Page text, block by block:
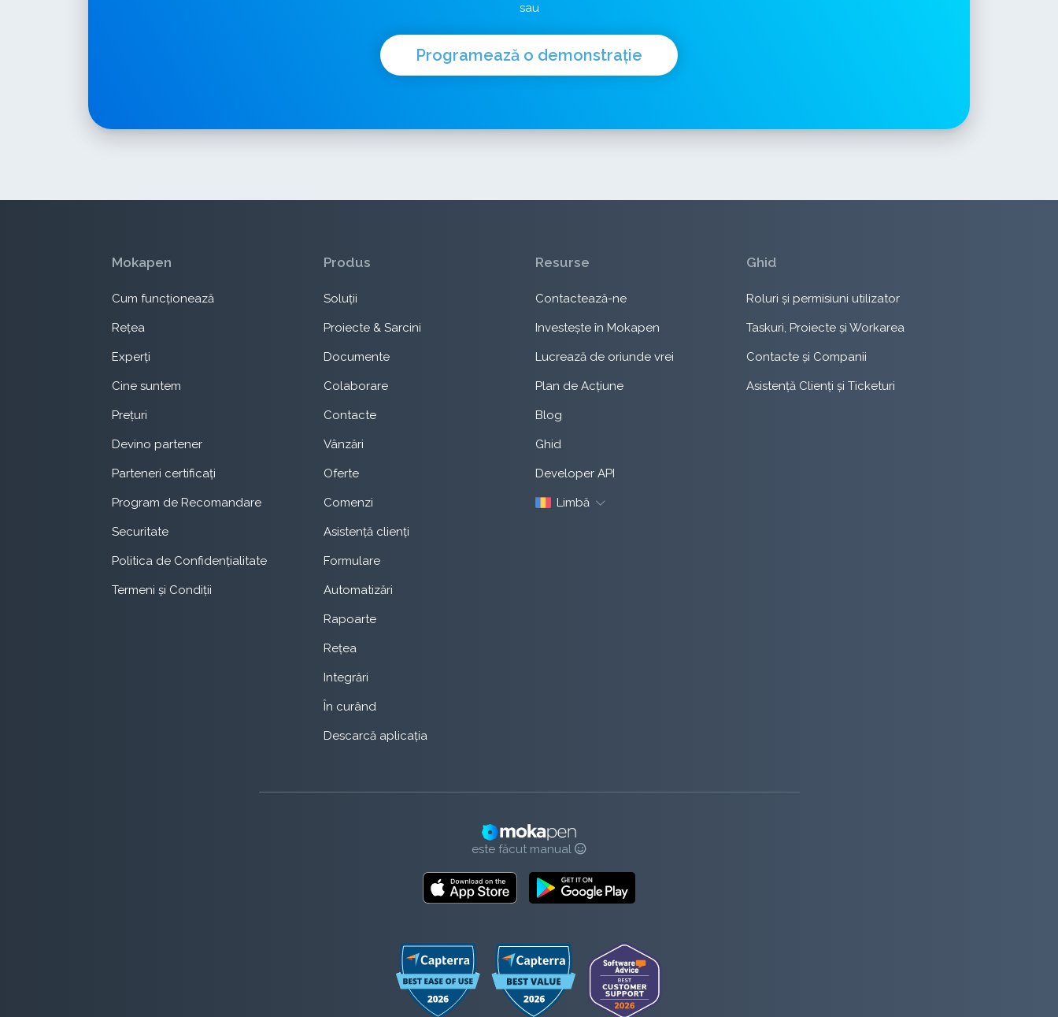
sau
Programează o demonstrație
Mokapen
Cum funcționează
Rețea
Experți
Cine suntem
Prețuri
Devino partener
Parteneri certificați
Program de Recomandare
Securitate
Politica de Confidențialitate
Termeni și Condiții
Produs
Soluții
Proiecte & Sarcini
Documente
Colaborare
Contacte
Vânzări
Oferte
Comenzi
Asistență clienți
Formulare
Automatizări
Rapoarte
Rețea
Integrări
În curând
Descarcă aplicația
Resurse
Contactează-ne
Investește în Mokapen
Lucrează de oriunde vrei
Plan de Acțiune
Blog
Ghid
Developer API
Limbă
Ghid
Roluri și permisiuni utilizator
Taskuri, Proiecte și Workarea
Contacte și Companii
Asistență Clienți și Ticketuri
este făcut manual